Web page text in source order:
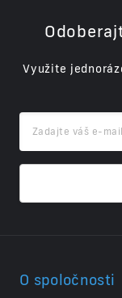
Využite
O spoločnosti